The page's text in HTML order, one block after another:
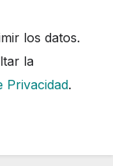
los datos.
la
Privacidad.